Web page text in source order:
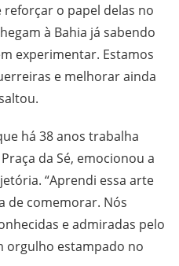
o papel delas no
à Bahia já sabendo
experimentar. Estamos
e melhorar ainda
há 38 anos trabalha
da Sé, emocionou a
“Aprendi essa arte
de comemorar. Nós
e admiradas pelo
orgulho estampado no